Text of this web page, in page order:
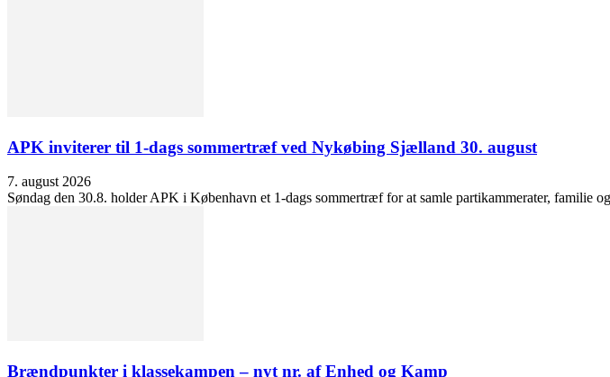
APK inviterer til 1-dags sommertræf ved Nykøbing Sjælland 30. august
7. august 2026
Søndag den 30.8. holder APK i København et 1-dags sommertræf for at samle partikammerater, familie
Brændpunkter i klassekampen – nyt nr. af Enhed og Kamp